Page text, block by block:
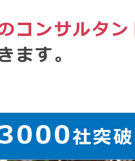
コンサルタ
ます。
社突